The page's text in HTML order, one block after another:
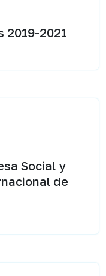
2019-2021
Social y
de